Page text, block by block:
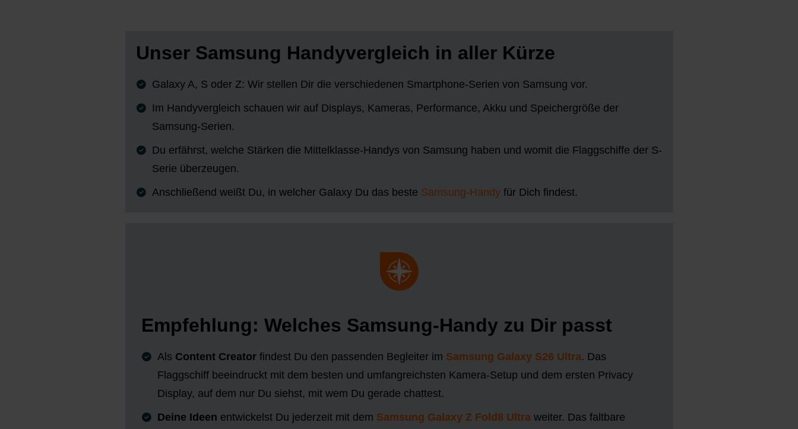
Unser Samsung Handyvergleich in aller Kürze
Galaxy A, S oder Z: Wir stellen Dir die verschiedenen Smartphone-Serien von Samsung vor.
Im Handyvergleich schauen wir auf Displays, Kameras, Performance, Akku und Speichergröße der
Samsung-Serien.
Du erfährst, welche Stärken die Mittelklasse-Handys von Samsung haben und womit die Flaggschiffe der S-
Serie überzeugen.
Anschließend weißt Du, in welcher Galaxy Du das beste Samsung-Handyfür Dich findest.
Empfehlung: Welches Samsung-Handy zu Dir passt
Als Content Creatorfindest Du den passenden Begleiter im Samsung Galaxy S26 Ultra. Das
Flaggschiff beeindruckt mit dem besten und umfangreichsten Kamera-Setup und dem ersten Privacy
Display, auf dem nur Du siehst, mit wem Du gerade chattest.
Deine Ideen entwickelst Du jederzeit mit dem Samsung Galaxy Z Fold8 Ultraweiter. Das faltbare